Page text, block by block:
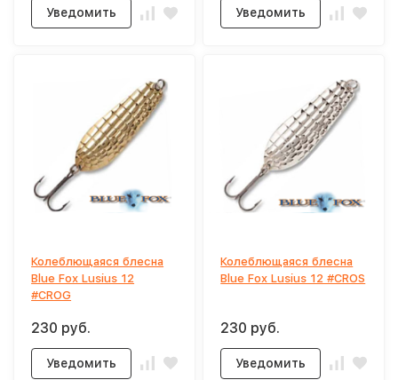
Уведомить Уведомить
Колеблющаяся блесна
Blue Fox Lusius 12
#CROG
230 руб.
Уведомить
Колеблющаяся блесна
Blue Fox Lusius 12 #CROS
230 руб.
Уведомить